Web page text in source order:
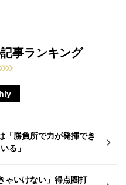
事ランキング
「勝負所で力が発揮でき
る」
ゃいけない」得点圏打